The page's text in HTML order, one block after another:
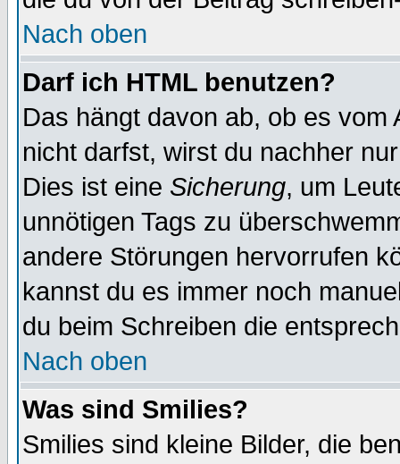
Nach oben
Darf ich HTML benutzen?
Das hängt davon ab, ob es
nicht darfst, wirst du nachher
Dies ist eine Sicherung, um
unnötigen Tags zu
andere Störungen hervorrufen
kannst du es immer noch
du beim Schreiben die
Nach oben
Was sind Smilies?
Smilies sind kleine Bilder, die